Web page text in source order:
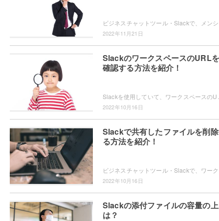
2022年11月21日
SlackのワークスペースのURLを
確認する方法を紹介！
2022年10月16日
Slackで共有したファイルを削
る方法を紹介！
2022年10月16日
Slackの添付ファイルの容量の
は？